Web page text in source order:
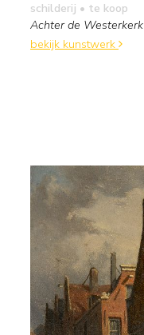
schilderij • te koop
Achter de
bekijk kunstwerk